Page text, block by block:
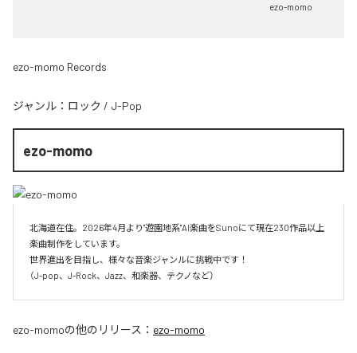
ezo-momo
ezo-momo Records
ジャンル： ロック / J-Pop
ezo-momo
北海道在住。2026年4月より"遊園地系"AI楽曲をSunoにて現在230作品以上
楽曲制作をしています。
世界進出を目指し、様々な音楽ジャンルに挑戦中です！
（J-pop、J-Rock、Jazz、和楽器、テクノなど）
ezo-momoの他のリリース： ezo-momo